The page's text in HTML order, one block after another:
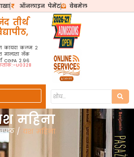
ऑनलाइन पेमेंट वेबमेल
तीर्थ
कायदा कलम २
मान्यता नॅक
CGPA 2.96
U0328
महिना
/ यश महिना